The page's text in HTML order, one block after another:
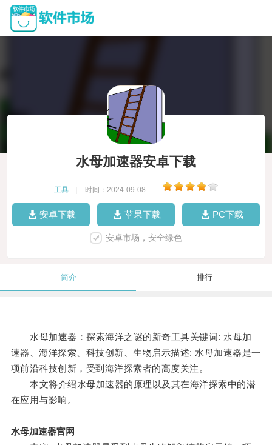
水母加速器安卓下载
工具 时间：2024-09-08
安卓下载 苹果下载 PC下载
安卓市场，安全绿色
简介 排行
水母加速器：探索海洋之谜的新奇工具关键词: 水母加
速器、海洋探索、科技创新、生物启示描述: 水母加速器是一
项前沿科技创新，受到海洋探索者的高度关注。
本文将介绍水母加速器的原理以及其在海洋探索中的潜
在应用与影响。
水母加速器官网